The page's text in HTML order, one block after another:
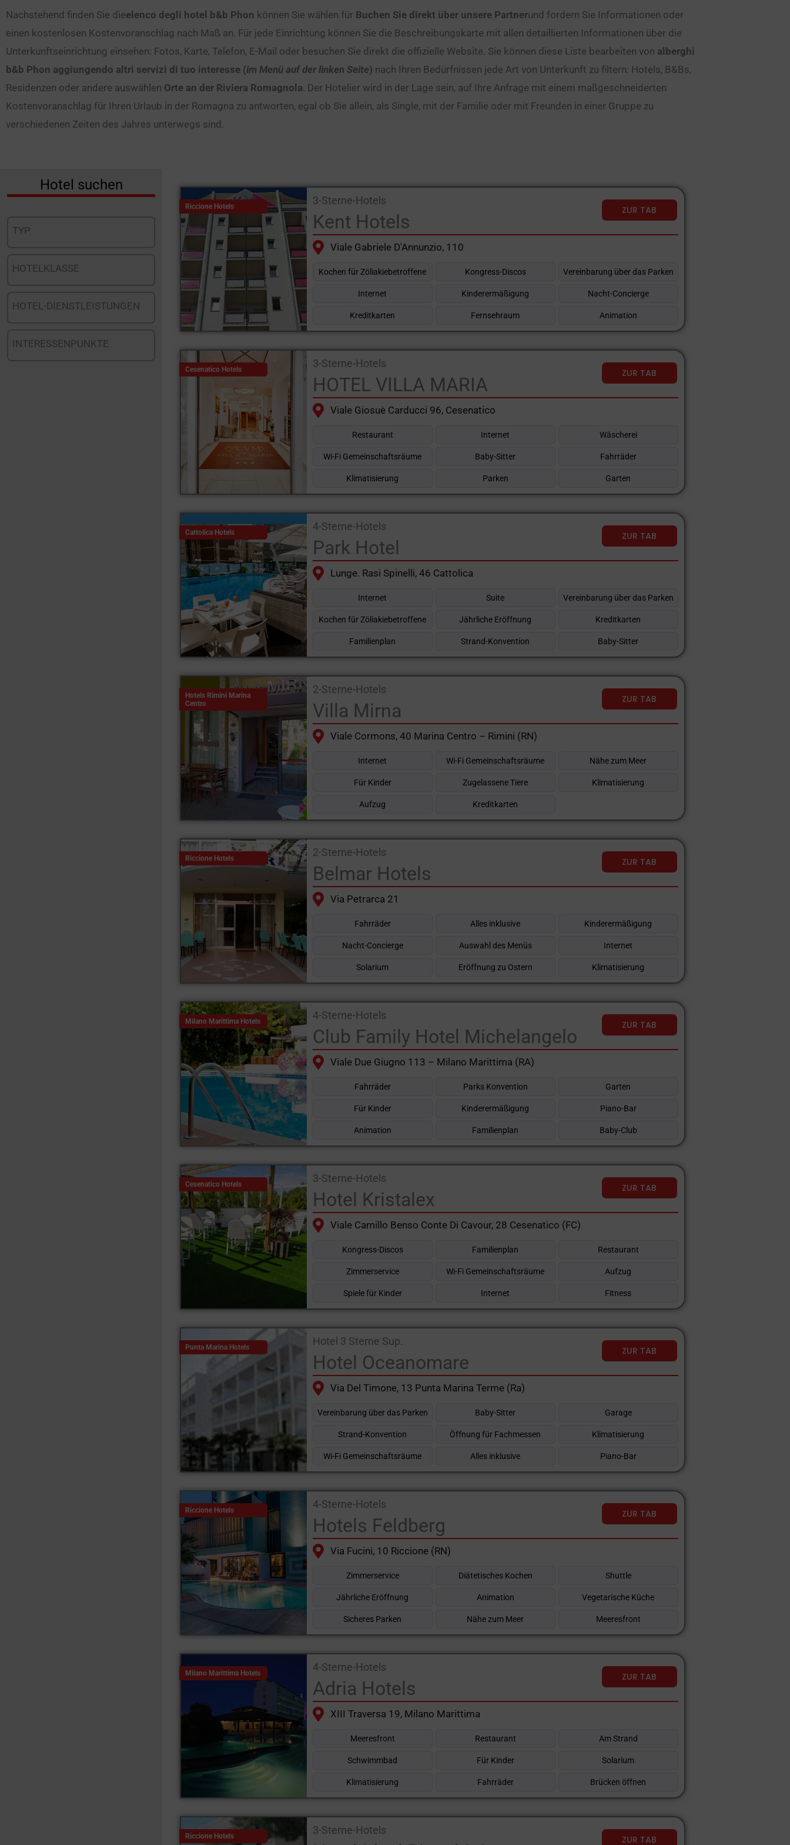
Nachstehend finden Sie dieelenco degli hotel b&b Phon können Sie wählen für Buchen Sie direkt über unsere Partnerund fordern Sie Informationen oder
einen kostenlosen Kostenvoranschlag nach Maß an. Für jede Einrichtung können Sie die Beschreibungskarte mit allen detaillierten Informationen über die
Unterkunftseinrichtung einsehen: Fotos, Karte, Telefon, E-Mail oder besuchen Sie direkt die offizielle Website. Sie können diese Liste bearbeiten von alberghi
b&b Phon aggiungendo altri servizi di tuo interesse (im Menü auf der linken Seite) nach Ihren Bedürfnissen jede Art von Unterkunft zu filtern: Hotels, B&Bs,
Residenzen oder andere auswählen Orte an der Riviera Romagnola. Der Hotelier wird in der Lage sein, auf Ihre Anfrage mit einem maßgeschneiderten
Kostenvoranschlag für Ihren Urlaub in der Romagna zu antworten, egal ob Sie allein, als Single, mit der Familie oder mit Freunden in einer Gruppe zu
verschiedenen Zeiten des Jahres unterwegs sind.
Hotel suchen
TYP
HOTELKLASSE
HOTEL-DIENSTLEISTUNGEN
INTERESSENPUNKTE
Riccione Hotels 3-Sterne-Hotels
ZUR TAB
Kent Hotels
Viale Gabriele D'Annunzio, 110
Kochen für Zöliakiebetroffene Kongress-Discos Vereinbarung über das Parken
Internet Kinderermäßigung Nacht-Concierge
Kreditkarten Fernsehraum Animation
Cesenatico Hotels 3-Sterne-Hotels
ZUR TAB
HOTEL VILLA MARIA
Viale Giosuè Carducci 96, Cesenatico
Restaurant Internet Wäscherei
Wi-Fi Gemeinschaftsräume Baby-Sitter Fahrräder
Klimatisierung Parken Garten
Cattolica Hotels 4-Sterne-Hotels
ZUR TAB
Park Hotel
Lunge. Rasi Spinelli, 46 Cattolica
Internet Suite Vereinbarung über das Parken
Kochen für Zöliakiebetroffene Jährliche Eröffnung Kreditkarten
Familienplan Strand-Konvention Baby-Sitter
Hotels Rimini Marina
Centro
2-Sterne-Hotels
ZUR TAB
Villa Mirna
Viale Cormons, 40 Marina Centro – Rimini (RN)
Internet Wi-Fi Gemeinschaftsräume Nähe zum Meer
Für Kinder Zugelassene Tiere Klimatisierung
Aufzug Kreditkarten
Riccione Hotels 2-Sterne-Hotels
ZUR TAB
Belmar Hotels
Via Petrarca 21
Fahrräder Alles inklusive Kinderermäßigung
Nacht-Concierge Auswahl des Menüs Internet
Solarium Eröffnung zu Ostern Klimatisierung
Milano Marittima Hotels 4-Sterne-Hotels
ZUR TAB
Club Family Hotel Michelangelo
Viale Due Giugno 113 – Milano Marittima (RA)
Fahrräder Parks Konvention Garten
Für Kinder Kinderermäßigung Piano-Bar
Animation Familienplan Baby-Club
Cesenatico Hotels 3-Sterne-Hotels
ZUR TAB
Hotel Kristalex
Viale Camillo Benso Conte Di Cavour, 28 Cesenatico (FC)
Kongress-Discos Familienplan Restaurant
Zimmerservice Wi-Fi Gemeinschaftsräume Aufzug
Spiele für Kinder Internet Fitness
Punta Marina Hotels Hotel 3 Sterne Sup.
ZUR TAB
Hotel Oceanomare
Via Del Timone, 13 Punta Marina Terme (Ra)
Vereinbarung über das Parken Baby-Sitter Garage
Strand-Konvention Öffnung für Fachmessen Klimatisierung
Wi-Fi Gemeinschaftsräume Alles inklusive Piano-Bar
Riccione Hotels 4-Sterne-Hotels
ZUR TAB
Hotels Feldberg
Via Fucini, 10 Riccione (RN)
Zimmerservice Diätetisches Kochen Shuttle
Jährliche Eröffnung Animation Vegetarische Küche
Sicheres Parken Nähe zum Meer Meeresfront
Milano Marittima Hotels 4-Sterne-Hotels
ZUR TAB
Adria Hotels
XIII Traversa 19, Milano Marittima
Meeresfront Restaurant Am Strand
Schwimmbad Für Kinder Solarium
Klimatisierung Fahrräder Brücken öffnen
Riccione Hotels 3-Sterne-Hotels
ZUR TAB